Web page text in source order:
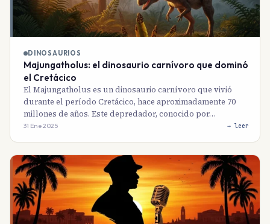
DINOSAURIOS
Majungatholus: el dinosaurio carnívoro que dominó
el Cretácico
El Majungatholus es un dinosaurio carnívoro que vivió
durante el período Cretácico, hace aproximadamente 70
millones de años. Este depredador, conocido por…
31 Ene 2025 → leer